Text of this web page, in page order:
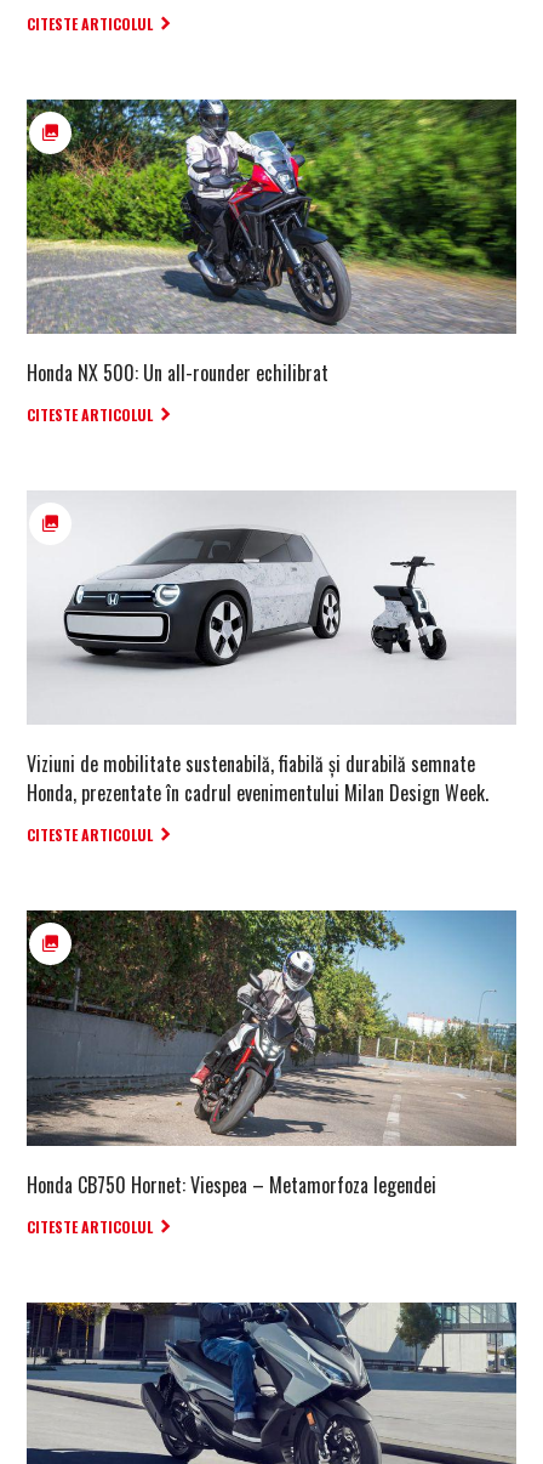
CITESTE ARTICOLUL
Honda NX 500: Un all-rounder echilibrat
CITESTE ARTICOLUL
Viziuni de mobilitate sustenabilă, fiabilă și durabilă semnate
Honda, prezentate în cadrul evenimentului Milan Design Week.
CITESTE ARTICOLUL
Honda CB750 Hornet: Viespea – Metamorfoza legendei
CITESTE ARTICOLUL